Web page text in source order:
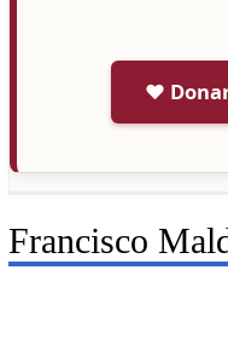
❤️
Francisco